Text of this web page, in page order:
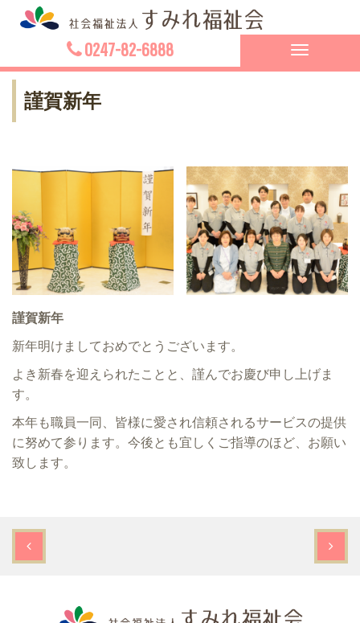
0247-82-6888
Toggle
navigation
謹賀新年
謹賀新年
新年明けましておめでとうございます。
よき新春を迎えられたことと、謹んでお慶び申し上げま
す。
本年も職員一同、皆様に愛され信頼されるサービスの提供
に努めて参ります。今後とも宜しくご指導のほど、お願い
致します。